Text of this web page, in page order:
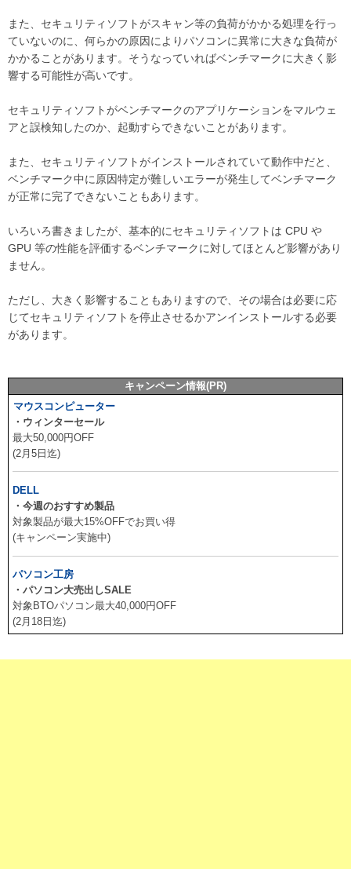
また、セキュリティソフトがスキャン等の負荷がかかる処理を行っ
ていないのに、何らかの原因によりパソコンに異常に大きな負荷が
かかることがあります。そうなっていればベンチマークに大きく影
響する可能性が高いです。
セキュリティソフトがベンチマークのアプリケーションをマルウェ
アと誤検知したのか、起動すらできないことがあります。
また、セキュリティソフトがインストールされていて動作中だと、
ベンチマーク中に原因特定が難しいエラーが発生してベンチマーク
が正常に完了できないこともあります。
いろいろ書きましたが、基本的にセキュリティソフトは CPU や
GPU 等の性能を評価するベンチマークに対してほとんど影響があり
ません。
ただし、大きく影響することもありますので、その場合は必要に応
じてセキュリティソフトを停止させるかアンインストールする必要
があります。
キャンペーン情報(PR)
マウスコンピューター
・ウィンターセール
最大50,000円OFF
(2月5日迄)
DELL
・今週のおすすめ製品
対象製品が最大15%OFFでお買い得
(キャンペーン実施中)
パソコン工房
・パソコン大売出しSALE
対象BTOパソコン最大40,000円OFF
(2月18日迄)